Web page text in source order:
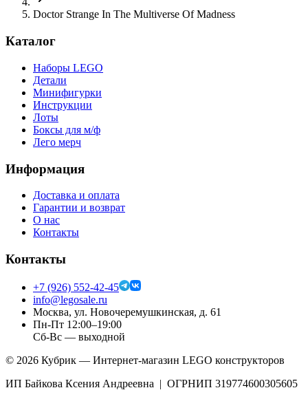
Doctor Strange In The Multiverse Of Madness
Каталог
Наборы LEGO
Детали
Минифигурки
Инструкции
Лоты
Боксы для м/ф
Лего мерч
Информация
Доставка и оплата
Гарантии и возврат
О нас
Контакты
Контакты
+7 (926) 552-42-45
info@legosale.ru
Москва, ул. Новочеремушкинская, д. 61
Пн-Пт 12:00–19:00
Сб-Вс — выходной
© 2026 Кубрик — Интернет-магазин LEGO конструкторов
ИП Байкова Ксения Андреевна | ОГРНИП 319774600305605